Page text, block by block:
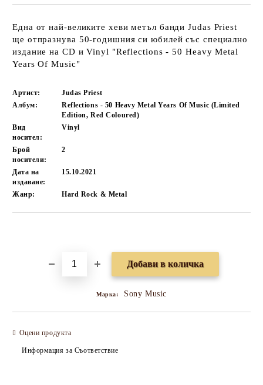
Една от най-великите хеви метъл банди Judas Priest
ще отпразнува 50-годишния си юбилей със специално
издание на CD и Vinyl "Reflections - 50 Heavy Metal
Years Of Music"
Артист:
Judas Priest
Албум:
Reflections - 50 Heavy Metal Years Of Music (Limited
Edition, Red Coloured)
Вид
носител:
Vinyl
Брой
носители:
2
Дата на
издаване:
15.10.2021
Жанр: Hard Rock & Metal
Марка: Sony Music
Оцени продукта
Информация за Съответствие